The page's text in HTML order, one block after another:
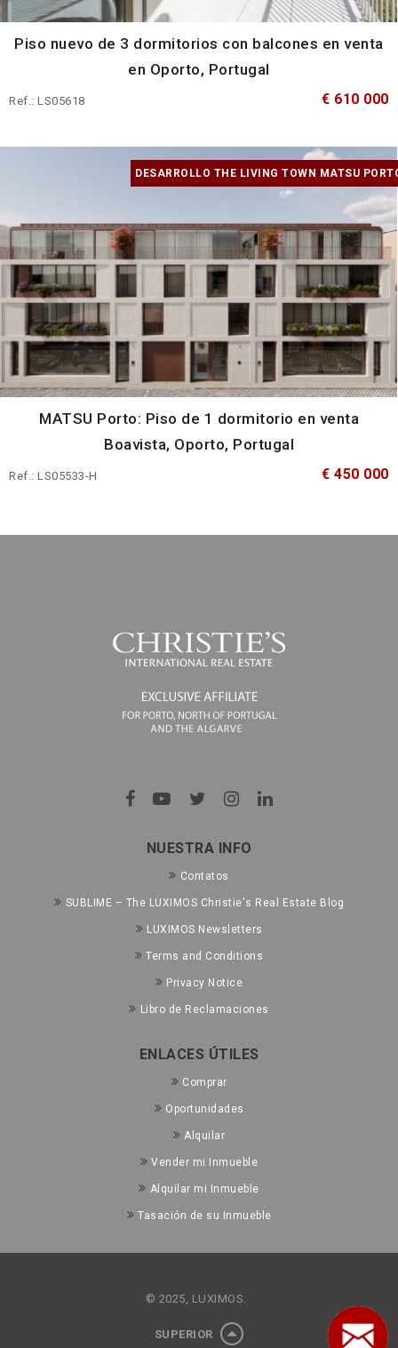
Piso nuevo de 3 dormitorios con balcones en venta
en Oporto, Portugal
Ref.: LS05618 € 610 000
DESARROLLO THE LIVING TOWN MATSU
MATSU Porto: Piso de 1 dormitorio en venta
Boavista, Oporto, Portugal
Ref.: LS05533-H € 450 000
NUESTRA INFO
Contatos
SUBLIME – The LUXIMOS Christie's Real Estate Blog
LUXIMOS Newsletters
Terms and Conditions
Privacy Notice
Libro de Reclamaciones
ENLACES ÚTILES
Comprar
Oportunidades
Alquilar
Vender mi Inmueble
Alquilar mi Inmueble
Tasación de su Inmueble
© 2025, LUXIMOS.
SUPERIOR